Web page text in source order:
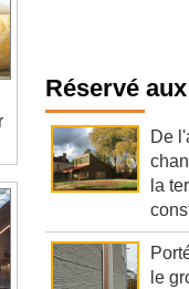
Réservé
De
la
le